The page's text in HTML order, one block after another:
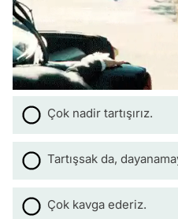
Çok nadir tartışırız.
Tartışsak da,
Çok kavga ederiz.